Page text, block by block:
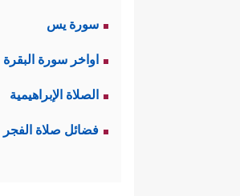
سورة يس
اواخر سورة البقرة
الصلاة الإبراهيمية
فضائل صلاة الفجر